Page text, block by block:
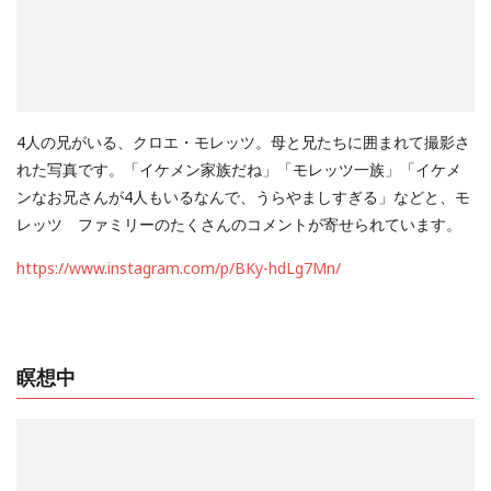
4人の兄がいる、クロエ・モレッツ。母と兄たちに囲まれて撮影さ
れた写真です。「イケメン家族だね」「モレッツ一族」「イケメ
ンなお兄さんが4人もいるなんで、うらやましすぎる」などと、モ
レッツ ファミリーのたくさんのコメントが寄せられています。
https://www.instagram.com/p/BKy-hdLg7Mn/
瞑想中